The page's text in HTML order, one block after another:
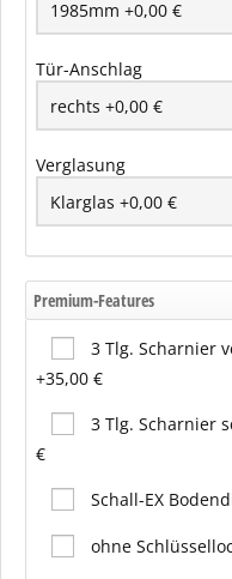
Tür-Anschlag
Verglasung
Premium-Features
3 Tlg. Scharnier
+35,00 €
3 Tlg. Scharnier
€
Schall-EX
ohne